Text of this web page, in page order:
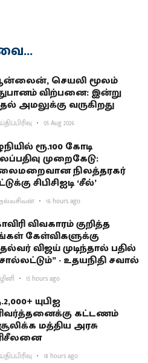
செயலி மூலம்
விற்பனை: இன்று
அமலுக்கு வருகிறது
05 Aug 2026
ரூ.100 கோடி
முறைகேடு:
நிலத்தரகர்
சிபிசிஐடி ‘சீல்’
16 hours ago
விவகாரம் குறித்த
கேள்விகளுக்கு
விஜய் முடிந்தால் பதில்
- உதயநிதி சவால்
15 hours ago
யுபிஐ
கட்டணம்
மத்திய அரசு
18 hours ago